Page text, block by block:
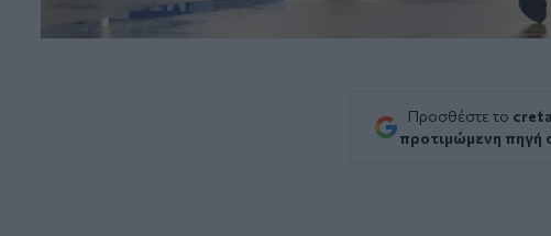
Προσθέστε το
προτιμώμενη πηγή